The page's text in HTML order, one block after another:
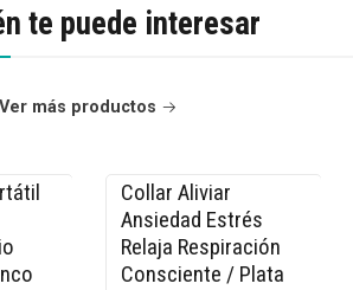
te puede interesar
Ver más productos
-15% OFF
Collar Aliviar
Ansiedad Estrés
Relaja Respiración
Consciente / Plata